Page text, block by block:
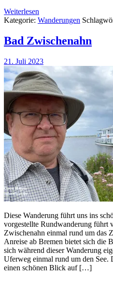
Weiterlesen
Kategorie: Wanderungen
Bad Zwischenahn
21. Juli 2023
Diese Wanderung führt uns ins
vorgestellte Rundwanderung führt
Zwischenahn einmal rund um das
Anreise ab Bremen bietet sich die
sich während dieser Wanderung
Uferweg einmal rund um den See.
einen schönen Blick auf […]